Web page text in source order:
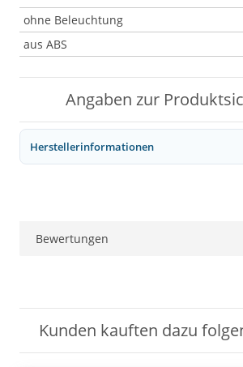
ohne Beleuchtung
aus ABS
Angaben zur
Herstellerinformationen
Bewertungen
Kunden kauften dazu